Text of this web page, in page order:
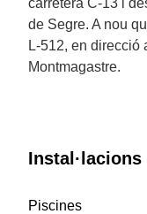
carretera C-13 i
de Segre. A nou
L-512, en direcció
Montmagastre.
Instal·lacions
Piscines